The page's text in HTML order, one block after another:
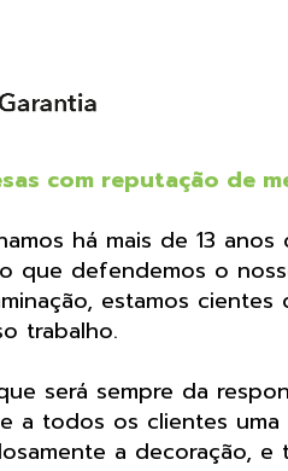
com reputação de
há mais de 13
que defendemos o
estamos
trabalho.
será sempre da
a todos os clientes
a decoração,